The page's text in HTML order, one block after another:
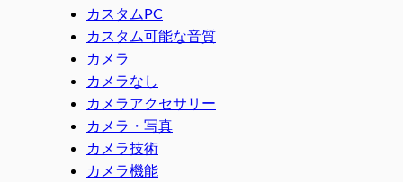
カスタムPC
カスタム可能な音質
カメラ
カメラなし
カメラアクセサリー
カメラ・写真
カメラ技術
カメラ機能